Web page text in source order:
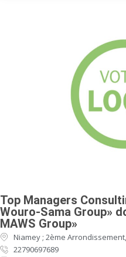
Top Managers
Wouro-Sama Group»
MAWS Group»
Niamey ; 2ème
22790697689